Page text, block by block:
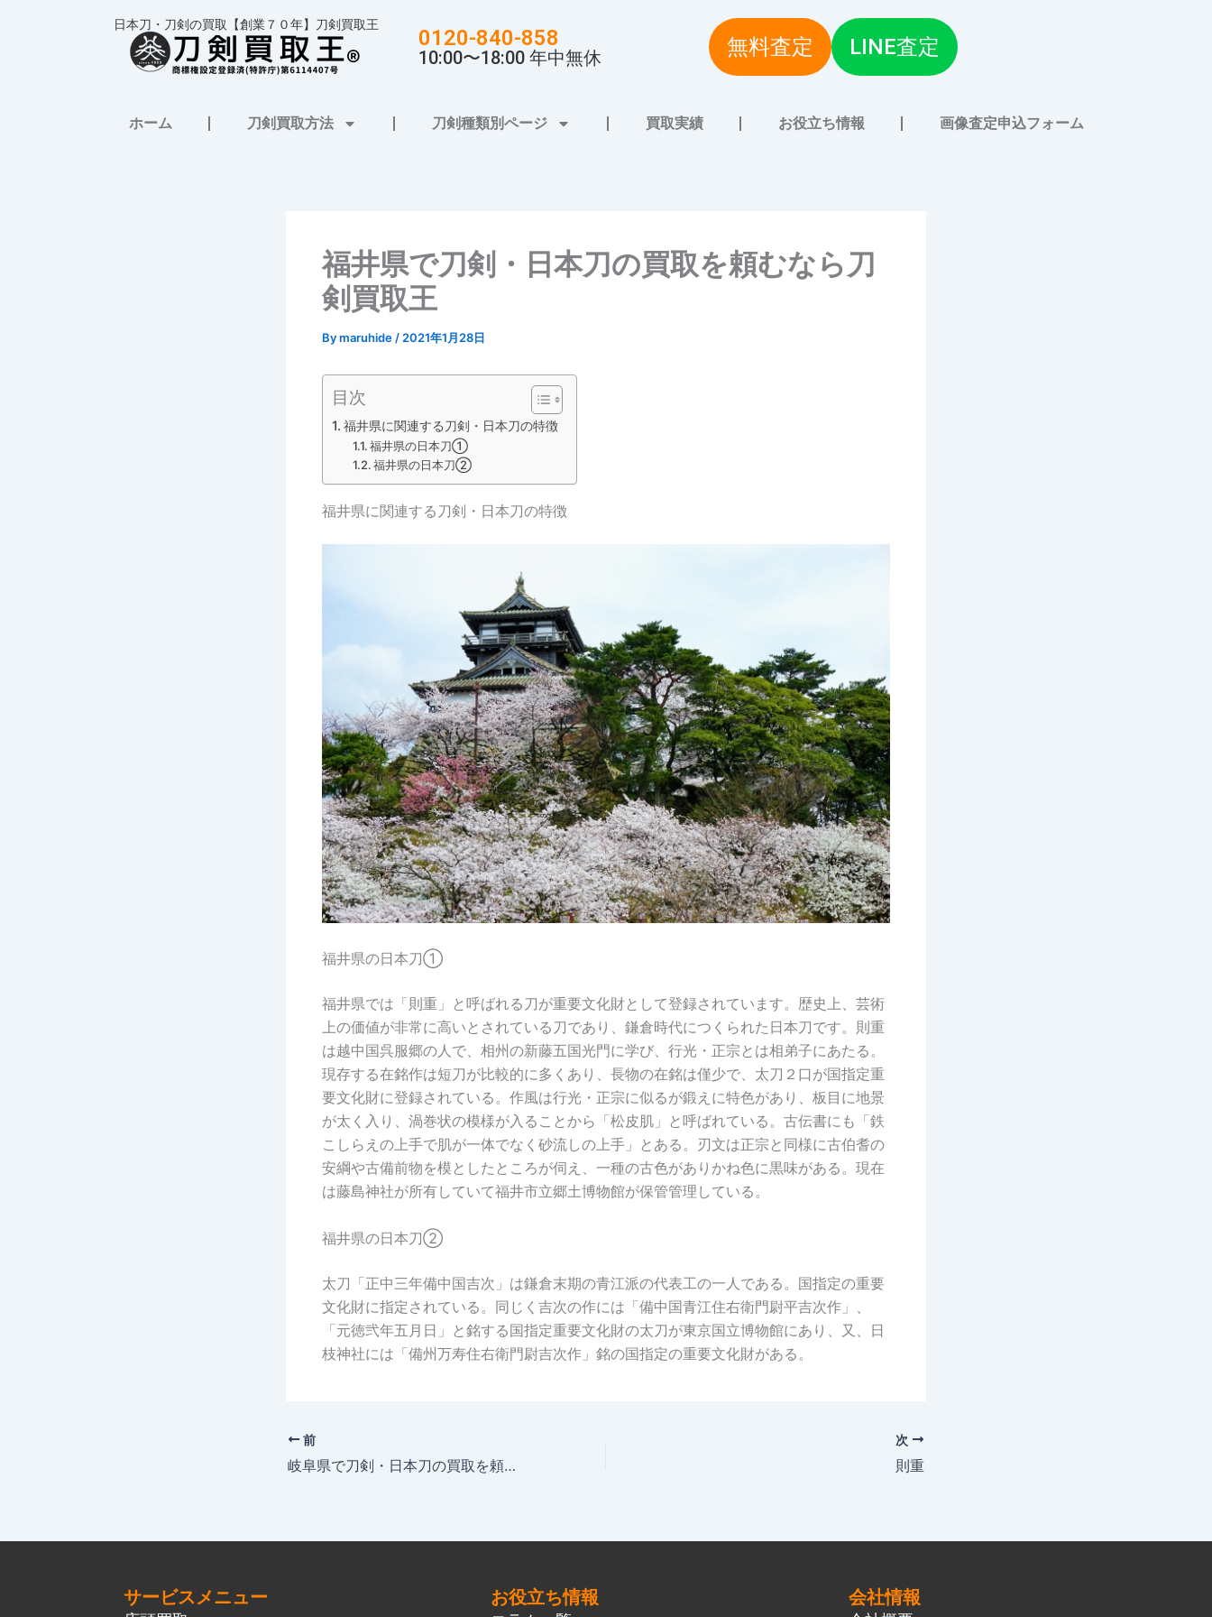
日本刀・刀剣の買取【創業７０年】刀剣買取王
0120-840-858
10:00〜18:00 年中無休 無料査定 LINE査定
ホーム 刀剣買取方法 刀剣種類別ページ 買取実績 お役立ち情報 画像査定申込フォーム
福井県で刀剣・日本刀の買取を頼むなら刀
剣買取王
Bymaruhide / 2021年1月28日
目次
福井県に関連する刀剣・日本刀の特徴
福井県の日本刀①
福井県の日本刀②
福井県に関連する刀剣・日本刀の特徴
福井県の日本刀①
福井県では「則重」と呼ばれる刀が重要文化財として登録されています。歴史上、芸術
上の価値が非常に高いとされている刀であり、鎌倉時代につくられた日本刀です。則重
は越中国呉服郷の人で、相州の新藤五国光門に学び、行光・正宗とは相弟子にあたる。
現存する在銘作は短刀が比較的に多くあり、長物の在銘は僅少で、太刀２口が国指定重
要文化財に登録されている。作風は行光・正宗に似るが鍛えに特色があり、板目に地景
が太く入り、渦巻状の模様が入ることから「松皮肌」と呼ばれている。古伝書にも「鉄
こしらえの上手で肌が一体でなく砂流しの上手」とある。刃文は正宗と同様に古伯耆の
安綱や古備前物を模としたところが伺え、一種の古色がありかね色に黒味がある。現在
は藤島神社が所有していて福井市立郷土博物館が保管管理している。
福井県の日本刀②
太刀「正中三年備中国吉次」は鎌倉末期の青江派の代表工の一人である。国指定の重要
文化財に指定されている。同じく吉次の作には「備中国青江住右衛門尉平吉次作」、
「元徳弐年五月日」と銘する国指定重要文化財の太刀が東京国立博物館にあり、又、日
枝神社には「備州万寿住右衛門尉吉次作」銘の国指定の重要文化財がある。
前
岐阜県で刀剣・日本刀の買取を頼むなら刀剣買取王
次
則重
サービスメニュー お役立ち情報 会社情報